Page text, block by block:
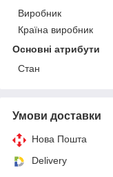
Виробник
Країна виробник
Основні атрибути
Стан
Умови доставки
Нова Пошта
Delivery